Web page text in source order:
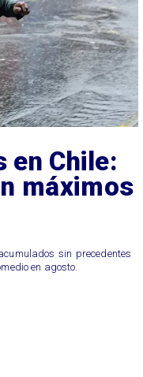
en Chile:
máximos
sin precedentes
en agosto.